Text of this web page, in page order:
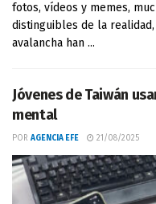
fotos, vídeos y memes,
distinguibles de la
avalancha han ...
Jóvenes de Taiwán
mental
POR AGENCIA EFE 21/08/2025